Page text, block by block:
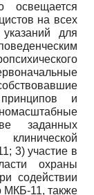
освещается
на всех
указаний для
и
заданных
3) участие в
охраны
содействии
МКБ-11, также